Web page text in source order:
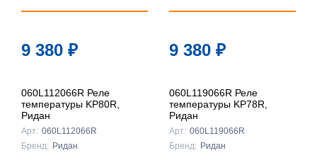
9 380 ₽
060L112066R Реле
температуры KP80R,
Ридан
Арт: 060L112066R
Бренд: Ридан
9 380 ₽
060L119066R Реле
температуры KP78R,
Ридан
Арт: 060L119066R
Бренд: Ридан